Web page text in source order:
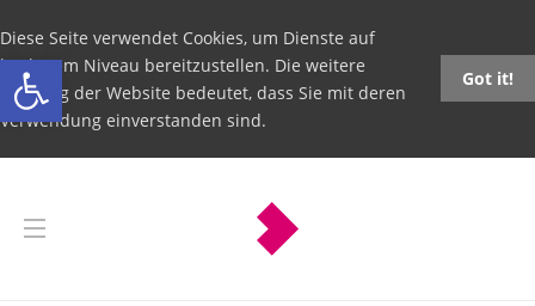
Open toolbar
Diese Seite verwendet Cookies, um Dienste auf
höchstem Niveau bereitzustellen. Die weitere
Nutzung der Website bedeutet, dass Sie mit deren
Verwendung einverstanden sind.
Got it!